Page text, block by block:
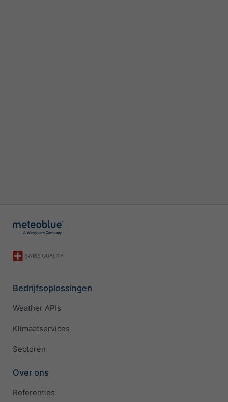
Bedrijfsoplossingen
Weather APIs
Klimaatservices
Sectoren
Over ons
Referenties